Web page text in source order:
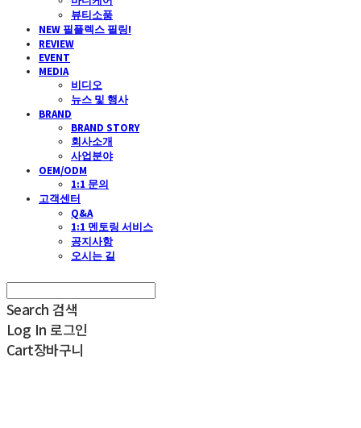
뷰티소품
NEW 필플렉스 필링!
REVIEW
EVENT
MEDIA
비디오
뉴스 및 행사
BRAND
BRAND STORY
회사소개
사업분야
OEM/ODM
1:1 문의
고객센터
Q&A
1:1 멘토링 서비스
공지사항
오시는 길
Search 검색
Log In 로그인
Cart장바구니